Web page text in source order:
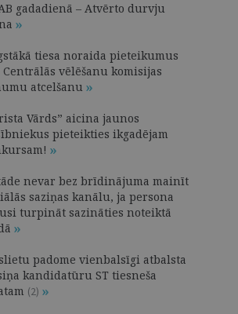
gadadienā – Atvērto durvju
tiesa noraida pieteikumus
vēlēšanu komisijas
atcelšanu
Vārds” aicina jaunos
pieteikties ikgadējam
nevar bez brīdinājuma mainīt
saziņas kanālu, ja persona
turpināt sazināties noteiktā
padome vienbalsīgi atbalsta
kandidatūru ST tiesneša
(2)